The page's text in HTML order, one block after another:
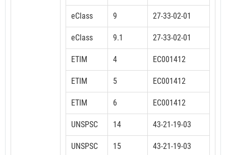
eClass 9 27-33-02-01
eClass 9.1 27-33-02-01
ETIM 4 EC001412
ETIM 5 EC001412
ETIM 6 EC001412
UNSPSC 14 43-21-19-03
UNSPSC 15 43-21-19-03